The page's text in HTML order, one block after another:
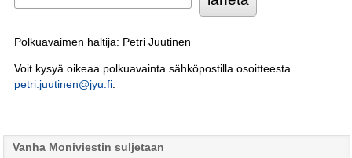
Polkuavaimen haltija: Petri Juutinen
Voit kysyä oikeaa polkuavainta sähköpostilla osoitteesta
petri.juutinen@jyu.fi.
Vanha Moniviestin suljetaan